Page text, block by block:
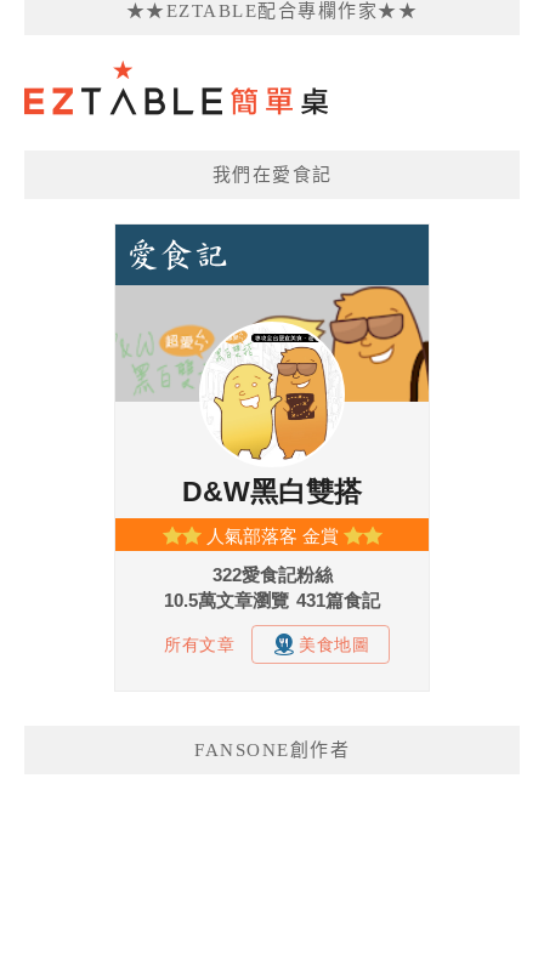
★★EZTABLE配合專欄作家★★
我們在愛食記
FANSONE創作者